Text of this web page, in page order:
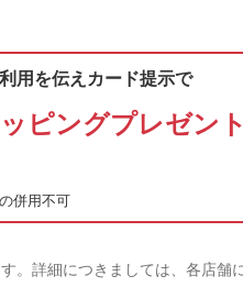
用を伝えカード提示で
ピングプレゼント
併用不可
。詳細につきましては、各店舗